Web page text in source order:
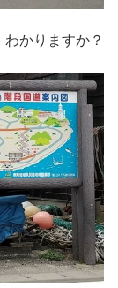
かりますか？